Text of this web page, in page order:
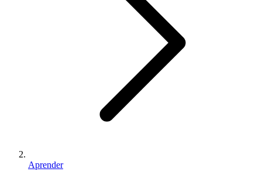
Aprender